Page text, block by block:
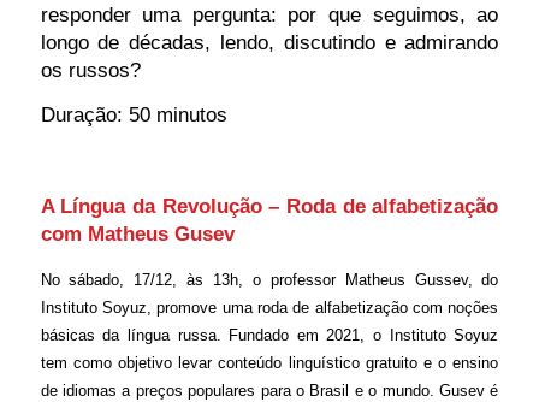
responder uma pergunta: por que seguimos, ao
longo de décadas, lendo, discutindo e admirando
os russos?
Duração: 50 minutos
A Língua da Revolução – Roda de alfabetização
com Matheus Gusev
No sábado, 17/12, às 13h, o professor Matheus Gussev, do
Instituto Soyuz, promove uma roda de alfabetização com noções
básicas da língua russa. Fundado em 2021, o Instituto Soyuz
tem como objetivo levar conteúdo linguístico gratuito e o ensino
de idiomas a preços populares para o Brasil e o mundo. Gusev é